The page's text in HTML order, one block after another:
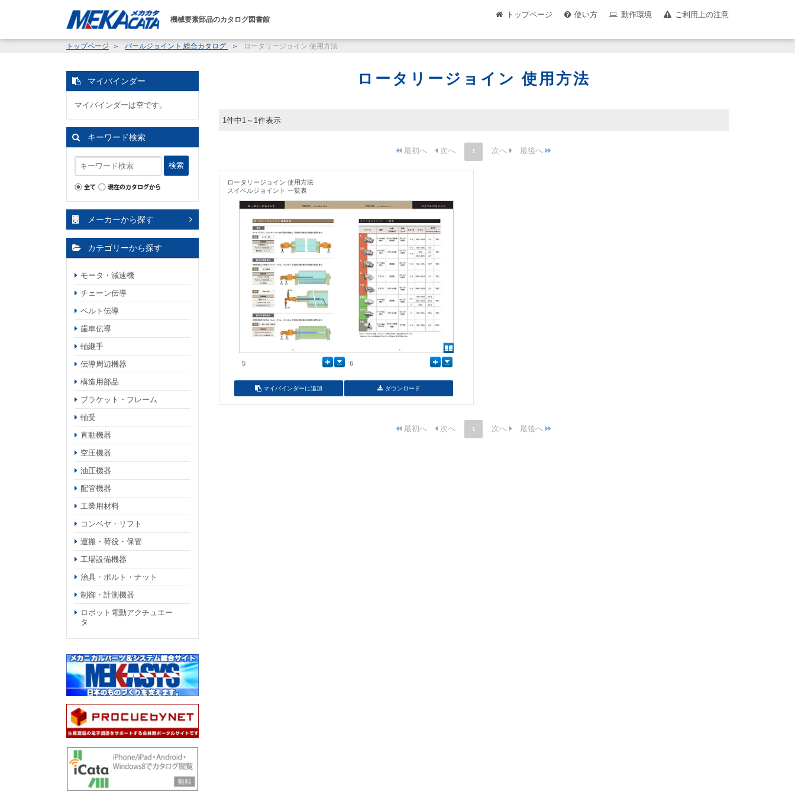
機械要素部品のカタログ図書館
トップページ 使い方 動作環境 ご利用上の注意
トップページ パールジョイント 総合カタログ ロータリージョイン 使用方法
ロータリージョイン 使用方法
1件中1～1件表示
1
ロータリージョイン 使用方法
スイベルジョイント 一覧表
5 6
マイバインダーに追加 ダウンロード
1
マイバインダー
マイバインダーは空です。
キーワード検索
検索
メーカーから探す
カテゴリーから探す
モータ・減速機
チェーン伝導
ベルト伝導
歯車伝導
軸継手
伝導周辺機器
構造用部品
ブラケット・フレーム
軸受
直動機器
空圧機器
油圧機器
配管機器
工業用材料
コンベヤ・リフト
運搬・荷役・保管
工場設備機器
治具・ボルト・ナット
制御・計測機器
ロボット電動アクチュエー
タ